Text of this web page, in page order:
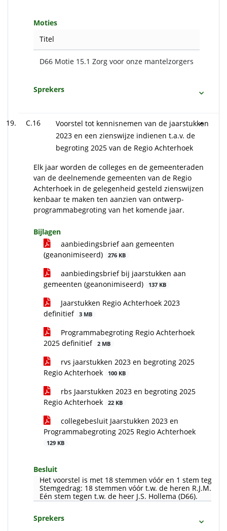
Moties
Titel
D66 Motie 15.1 Zorg voor onze mantelzorgers
Sprekers
C.16
Voorstel tot kennisnemen van de jaarstukken
2023 en een zienswijze indienen t.a.v. de
begroting 2025 van de Regio Achterhoek
Elk jaar worden de colleges en de gemeenteraden
van de deelnemende gemeenten van de Regio
Achterhoek in de gelegenheid gesteld zienswijzen
kenbaar te maken ten aanzien van ontwerp-
programmabegroting van het komende jaar.
Bijlagen
aanbiedingsbrief aan gemeenten
(geanonimiseerd)
276 KB
aanbiedingsbrief bij jaarstukken aan
gemeenten (geanonimiseerd)
137 KB
Jaarstukken Regio Achterhoek 2023
definitief
3 MB
Programmabegroting Regio Achterhoek
2025 definitief
2 MB
rvs jaarstukken 2023 en begroting 2025
Regio Achterhoek
100 KB
rbs Jaarstukken 2023 en begroting 2025
Regio Achterhoek
22 KB
collegebesluit Jaarstukken 2023 en
Programmabegroting 2025 Regio Achterhoek
129 KB
Besluit
Het voorstel is met 18 stemmen vóór en 1 stem tegen,
Stemgedrag: 18 stemmen vóór t.w. de heren R.J.M.
Eén stem tegen t.w. de heer J.S. Hollema (D66).
Sprekers